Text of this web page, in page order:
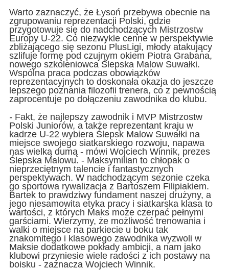
Warto zaznaczyć, że Łysoń przebywa obecnie na
zgrupowaniu reprezentacji Polski, gdzie
przygotowuje się do nadchodzących Mistrzostw
Europy U-22. Co niezwykle cenne w perspektywie
zbliżającego się sezonu PlusLigi, młody atakujący
szlifuje formę pod czujnym okiem Piotra Grabana,
nowego szkoleniowca Ślepska Malow Suwałki.
Wspólna praca podczas obowiązków
reprezentacyjnych to doskonała okazja do jeszcze
lepszego poznania filozofii trenera, co z pewnością
zaprocentuje po dołączeniu zawodnika do klubu.
- Fakt, że najlepszy zawodnik i MVP Mistrzostw
Polski Juniorów, a także reprezentant kraju w
kadrze U-22 wybiera Ślepsk Malow Suwałki na
miejsce swojego siatkarskiego rozwoju, napawa
nas wielką dumą - mówi Wojciech Winnik, prezes
Ślepska Malowu. - Maksymilian to chłopak o
nieprzeciętnym talencie i fantastycznych
perspektywach. W nadchodzącym sezonie czeka
go sportowa rywalizacja z Bartoszem Filipiakiem.
Bartek to prawdziwy fundament naszej drużyny, a
jego niesamowita etyka pracy i siatkarska klasa to
wartości, z których Maks może czerpać pełnymi
garściami. Wierzymy, że możliwość trenowania i
walki o miejsce na parkiecie u boku tak
znakomitego i klasowego zawodnika wyzwoli w
Maksie dodatkowe pokłady ambicji, a nam jako
klubowi przyniesie wiele radości z ich postawy na
boisku - zaznacza Wojciech Winnik.